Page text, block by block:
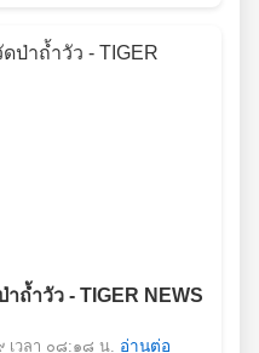
ถ้ำวัว - TIGER NEWS
เวลา ๐๘:๑๘ น. อ่านต่อ